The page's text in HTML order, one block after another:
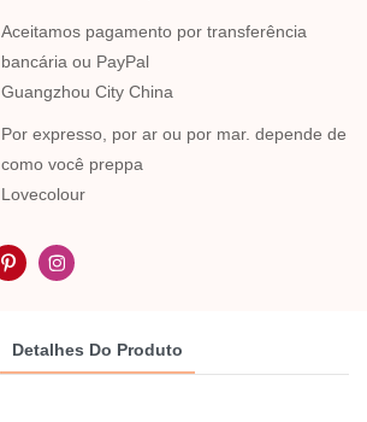
Aceitamos pagamento por transferência
bancária ou PayPal
Guangzhou City China
Por expresso, por ar ou por mar. depende de
como você preppa
Lovecolour
Detalhes Do Produto